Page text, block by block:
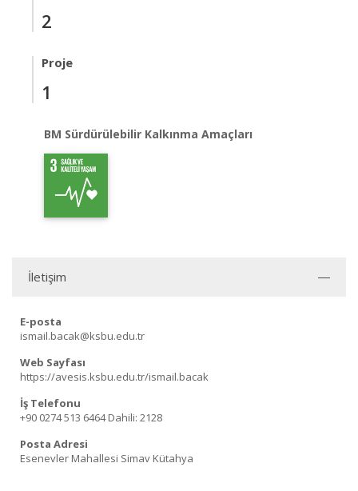
2
Proje
1
BM Sürdürülebilir Kalkınma Amaçları
İletişim
E-posta
ismail.bacak@ksbu.edu.tr
Web Sayfası
https://avesis.ksbu.edu.tr/ismail.bacak
İş Telefonu
+90 0274 513 6464Dahili: 2128
Posta Adresi
Esenevler Mahallesi Simav Kütahya